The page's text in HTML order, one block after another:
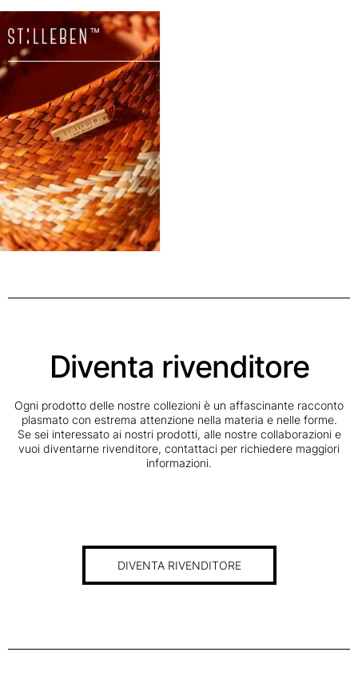
Diventa rivenditore
Ogni prodotto delle nostre collezioni è un affascinante racconto
plasmato con estrema attenzione nella materia e nelle forme.
Se sei interessato ai nostri prodotti, alle nostre collaborazioni e
vuoi diventarne rivenditore, contattaci per richiedere maggiori
informazioni.
DIVENTA RIVENDITORE